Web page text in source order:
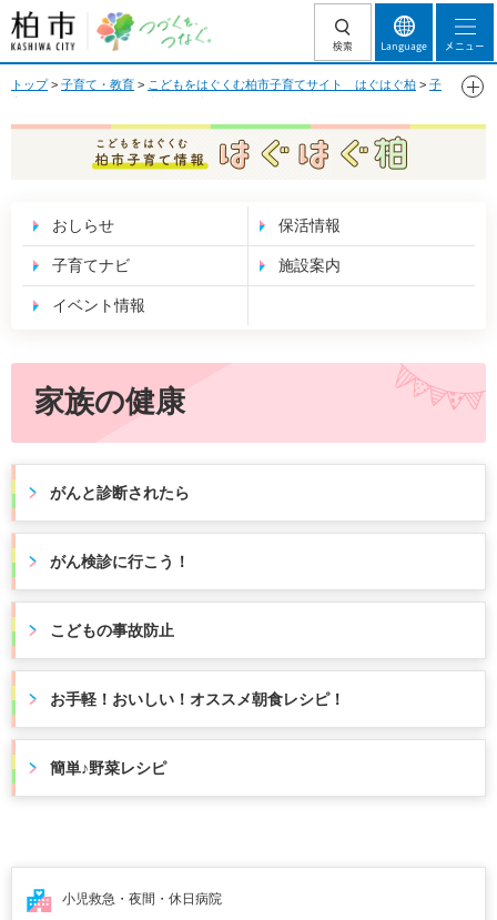
柏市 つづくを、
つなぐ。
検索 Language メニュー
トップ> 子育て・教育 > こどもをはぐくむ柏市子育てサイト はぐはぐ柏 > 子
こどもをはぐくむ 柏市子育て情報 はぐはぐ
柏
おしらせ 保活情報
子育てナビ 施設案内
イベント情報
家族の健康
がんと診断されたら
がん検診に行こう！
こどもの事故防止
お手軽！おいしい！オススメ朝食レシピ！
簡単♪野菜レシピ
小児救急・夜間・ 休日病院